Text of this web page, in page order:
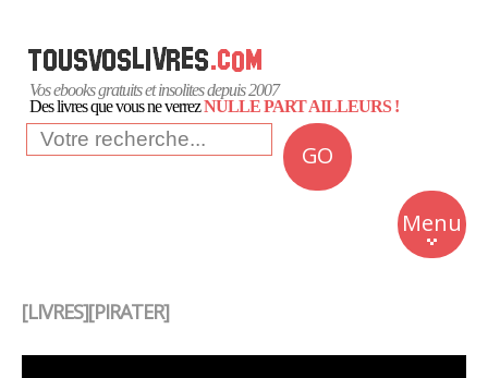
Vos ebooks gratuits et insolites depuis 2007
Des livres que vous ne verrezNULLE PART AILLEURS !
GO
Menu
Insolite
Business
[LIVRES][PIRATER]